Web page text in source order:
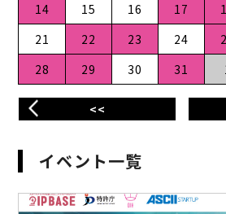
<<
14
15 16 17
21
22 23 24
28
29 30 31
イベント一覧